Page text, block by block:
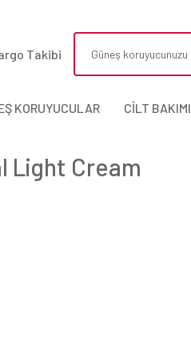
Takibi
KORUYUCULAR CİLT BAKIMI
Light Cream